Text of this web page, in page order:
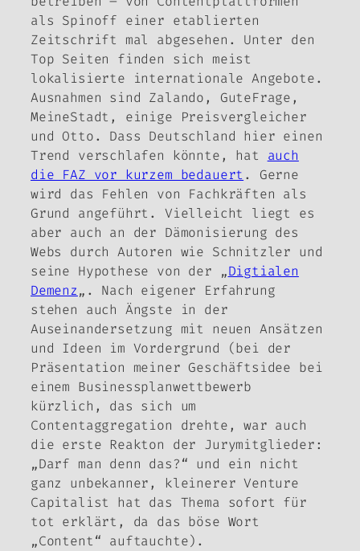
als Spinoff einer etablierten
Zeitschrift mal abgesehen. Unter den
Top Seiten finden sich meist
lokalisierte internationale Angebote.
Ausnahmen sind Zalando, GuteFrage,
MeineStadt, einige Preisvergleicher
und Otto. Dass Deutschland hier einen
Trend verschlafen könnte, hat auch
die FAZ vor kurzem bedauert . Gerne
wird das Fehlen von Fachkräften als
Grund angeführt. Vielleicht liegt es
aber auch an der Dämonisierung des
Webs durch Autoren wie Schnitzler und
seine Hypothese von der „Digtialen
Demenz„. Nach eigener Erfahrung
stehen auch Ängste in der
Auseinandersetzung mit neuen Ansätzen
und Ideen im Vordergrund (bei der
Präsentation meiner Geschäftsidee bei
einem Businessplanwettbewerb
kürzlich, das sich um
Contentaggregation drehte, war auch
die erste Reakton der Jurymitglieder:
„Darf man denn das?“ und ein nicht
ganz unbekanner, kleinerer Venture
Capitalist hat das Thema sofort für
tot erklärt, da das böse Wort
„Content“ auftauchte).